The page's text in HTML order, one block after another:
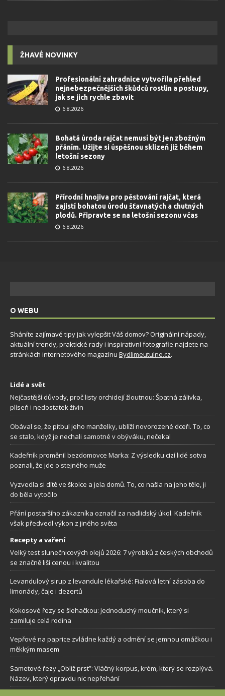
ŽHAVÉ NOVINKY
Profesionální zahradnice vytvořila přehled
nejnebezpečnějších škůdců rostlin a postupy,
jak se jich rychle zbavit
6.8.2026
Bohatá úroda rajčat nemusí být jen zbožným
přáním. Užijte si úspěšnou sklizeň již během
letošní sezony
6.8.2026
Přírodní hnojiva pro pěstování rajčat, která
zajistí bohatou úrodu šťavnatých a chutných
plodů. Připravte se na letošní sezonu včas
6.8.2026
O WEBU
Sháníte zajímavé tipy jak vylepšit Váš domov? Originální nápady,
aktuální trendy, praktické rady i inspirativní fotografie najdete na
stránkách internetového magazínu Bydlimeutulne.cz.
Lidé a svět
Nejčastější důvody, proč listy orchidejí žloutnou: Špatná zálivka,
plíseň i nedostatek živin
Obával se, že pitbul jeho manželky, ublíží novorozené dceři. To, co
se stalo, když je nechali samotné v obýváku, nečekal
Kadeřník proměnil bezdomovce Marka: Z výsledku cizí lidé sotva
poznali, že jde o stejného muže
Vyzvedla si dítě ve školce a jela domů. To, co našla na jeho těle, ji
do běla vytočilo
Přání postaršího zákazníka označil za nadlidský úkol. Kadeřník
však předvedl výkon z jiného světa
Recepty a vaření
Velký test slunečnicových olejů 2026: 7 výrobků z českých obchodů
se značně liší cenou i kvalitou
Levandulový sirup z levandule lékařské: Fialová letní zásoba do
limonády, čaje i dezertů
Kokosové řezy se šlehačkou: Jednoduchý moučník, který si
zamiluje celá rodina
Vepřové na paprice zvládne každý a odmění se jemnou omáčkou i
měkkým masem
Sametové řezy „Obliž prst”: Vláčný korpus, krém, který se rozplývá.
Název, který opravdu nic nepřehání